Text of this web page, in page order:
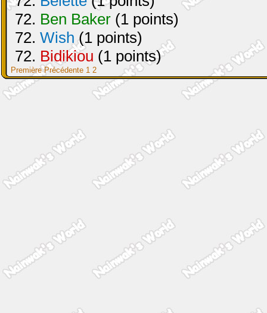
72. Ben Baker (1 points)
72. Wish(1 points)
72. Bidikiou (1 points)
Première Précédente 1 2